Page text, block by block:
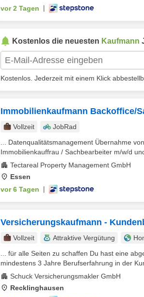
vor 2 Tagen
Kostenlos die neuesten Kaufmann
Kostenlos. Jederzeit mit einem Klick
Immobilienkaufmann Backoffice/
Vollzeit
JobRad
... Datenqualitätsmanagement Übernahme
Immobilienkauffrau / Sachbearbeiter m/w/d
Tectareal Property Management GmbH
Essen
vor 6 Tagen
Versicherungskaufmann -
Vollzeit Attraktive Vergütung
... für alle Seiten zu schaffen Du hast eine
mindestens 3 Jahre Berufserfahrung in der
Schuck Versicherungsmakler GmbH
Recklinghausen